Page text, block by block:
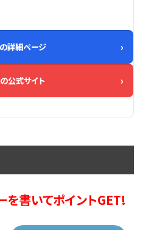
詳細ページ
公式サイト
書いてポイントGET!